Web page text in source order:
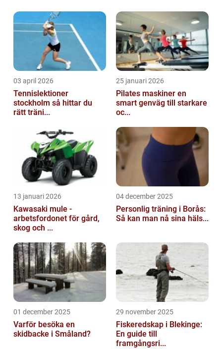
03 april 2026
Tennislektioner
stockholm så hittar du
rätt träni...
25 januari 2026
Pilates maskiner en
smart genväg till starkare
oc...
13 januari 2026
Kawasaki mule -
arbetsfordonet för gård,
skog och ...
04 december 2025
Personlig träning i Borås:
Så kan man nå sina häls...
01 december 2025
Varför besöka en
skidbacke i Småland?
29 november 2025
Fiskeredskap i Blekinge:
En guide till
framgångsri...